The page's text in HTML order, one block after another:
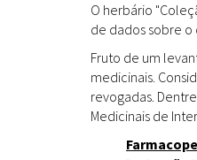
O herbário
de dados sobre o
Fruto de um
medicinais.
revogadas.
Medicinais de